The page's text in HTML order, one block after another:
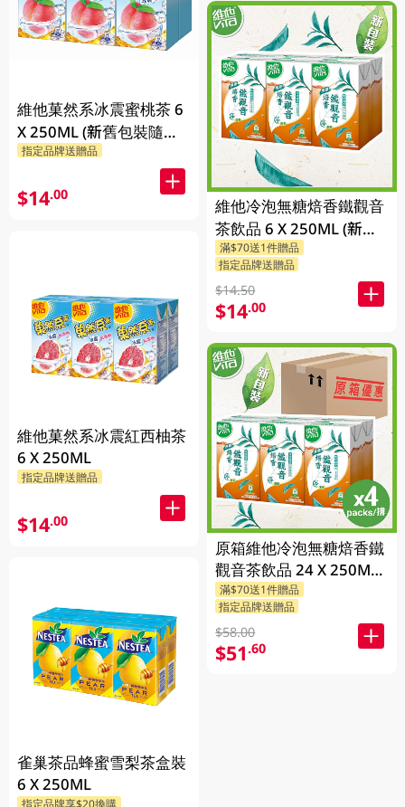
維他菓然系冰震蜜桃茶 6
X 250ML (新舊包裝隨機
發貨)
指定品牌送贈品
$14.00
維他菓然系冰震紅西柚茶
6 X 250ML
指定品牌送贈品
$14.00
雀巢茶品蜂蜜雪梨茶盒裝
6 X 250ML
指定品牌享$20換購
維他冷泡無糖焙香鐵觀音
茶飲品 6 X 250ML (新舊
包裝隨機發貨)
滿$70送1件贈品
指定品牌送贈品
$14.50
$14.00
原箱維他冷泡無糖焙香鐵
觀音茶飲品 24 X 250ML
(新舊包裝隨機發貨)
滿$70送1件贈品
指定品牌送贈品
$58.00
$51.60